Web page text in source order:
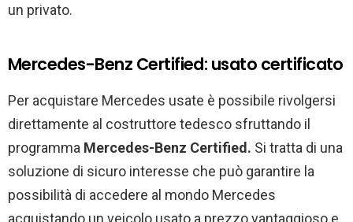
un privato.
Mercedes-Benz Certified: usato certificato
Per acquistare Mercedes usate è possibile rivolgersi
direttamente al costruttore tedesco sfruttando il
programma Mercedes-Benz Certified. Si tratta di una
soluzione di sicuro interesse che può garantire la
possibilità di accedere al mondo Mercedes
acquistando un veicolo usato a prezzo vantaggioso e